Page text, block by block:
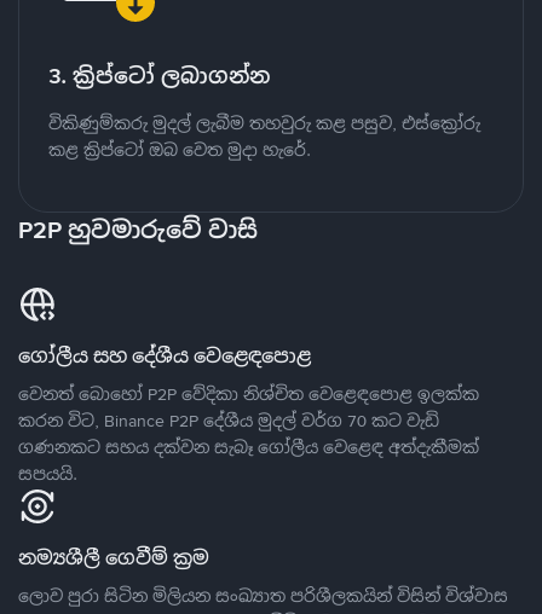
3. ක්‍රිප්ටෝ ලබාගන්න
විකිණුම්කරු මුදල් ලැබීම තහවුරු කළ පසුව, එස්ක්‍රෝරු
කළ ක්‍රිප්ටෝ ඔබ වෙත මුදා හැරේ.
P2P හුවමාරුවේ වාසි
ගෝලීය සහ දේශීය වෙළෙඳපොළ
වෙනත් බොහෝ P2P වේදිකා නිශ්චිත වෙළෙඳපොළ ඉලක්ක
කරන විට, Binance P2P දේශීය මුදල් වර්ග 70 කට වැඩි
ගණනකට සහය දක්වන සැබෑ ගෝලීය වෙළෙඳ අත්දැකීමක්
සපයයි.
නම්‍යශීලී ගෙවීම් ක්‍රම
ලොව පුරා සිටින මිලියන සංඛ්‍යාත පරිශීලකයින් විසින් විශ්වාස